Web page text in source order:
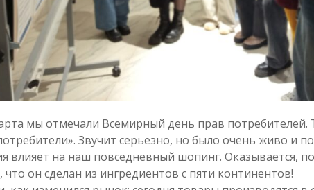
мы отмечали Всемирный день прав
Звучит серьезно, но было очень живо и
влияет на наш повседневный шопинг. Оказывается,
он сделан из ингредиентов с пяти континентов!